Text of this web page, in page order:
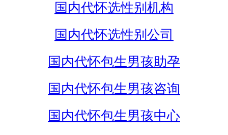
国内代怀选性别机构
国内代怀选性别公司
国内代怀包生男孩助孕
国内代怀包生男孩咨询
国内代怀包生男孩中心